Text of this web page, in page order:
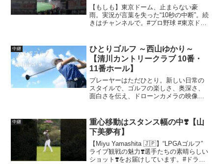
【もしも】東京ドーム、止まらない豪
雨。実況が言葉を失った“10秒の中断”。続
きはチャンネルで。#プロ野球 #東京ドー
中継
ひとりゴルフ ～西山ゆかり～
【清川カントリークラブ 10番・
11番ホール】
プレーヤーはただひとり。新しい日常の
スタイルで、ゴルフの楽しさ、奥深さ、
面白さを伝え、ドローンカメラの映像も
ールラウンドに密着した60分番組。今回
はプロゴルファーの西...
中継
重心移動はスタンス幅の中❣️【山
下美夢有】
【Miyu Yamashita 🇯🇵】“LPGAゴルフ”
ライブ観戦の魅力❣️選手たちの素晴らしい
ショット❣️をお届けしています。#ドライ